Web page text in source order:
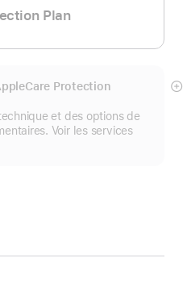
Plan
Protection
et des options de
Voir les services